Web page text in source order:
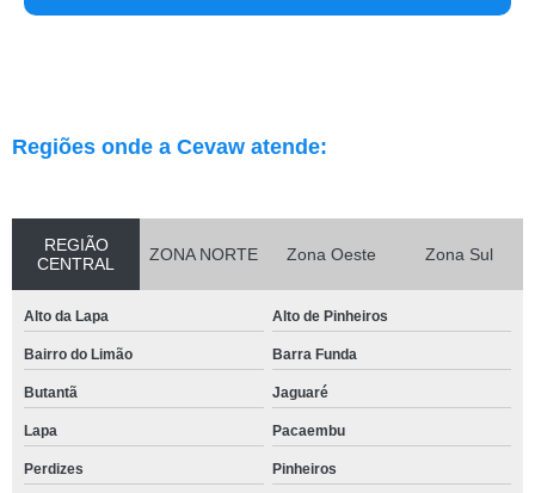
Regiões onde a Cevaw atende:
REGIÃO
CENTRAL
ZONA NORTE Zona Oeste Zona Sul
Alto da Lapa Alto de Pinheiros
Bairro do Limão Barra Funda
Butantã Jaguaré
Lapa Pacaembu
Perdizes Pinheiros